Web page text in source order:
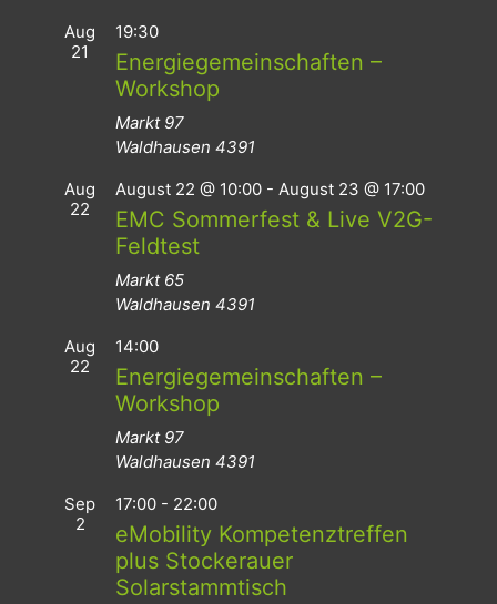
Aug
21
19:30
Energiegemeinschaften –
Workshop
Markt 97
Waldhausen 4391
Aug
22
August 22 @ 10:00 - August 23 @ 17:00
EMC Sommerfest & Live V2G-
Feldtest
Markt 65
Waldhausen 4391
Aug
22
14:00
Energiegemeinschaften –
Workshop
Markt 97
Waldhausen 4391
Sep
2
17:00 - 22:00
eMobility Kompetenztreffen
plus Stockerauer
Solarstammtisch